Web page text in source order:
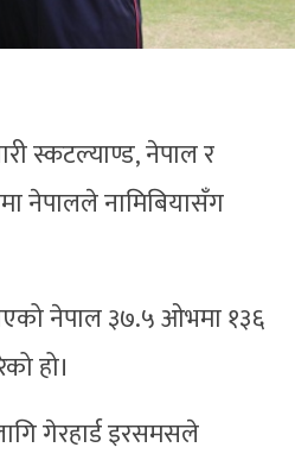
स्कटल्याण्ड, नेपाल र
नेपालले नामिबियासँग
नेपाल ३७.५ ओभमा १३६
हो।
गेरहार्ड इरसमसले